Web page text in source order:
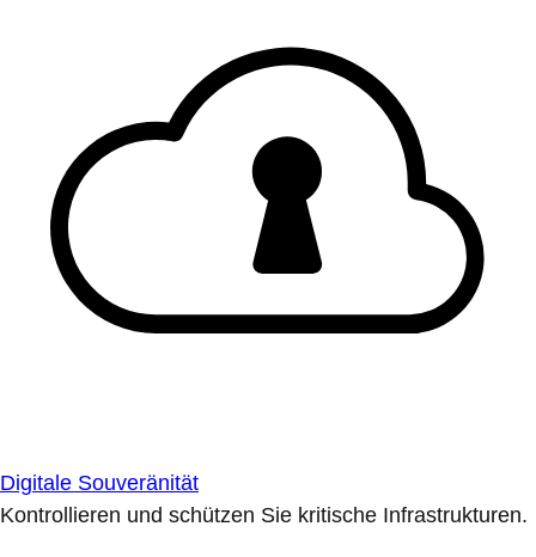
Digitale Souveränität
Kontrollieren und schützen Sie kritische Infrastrukturen.